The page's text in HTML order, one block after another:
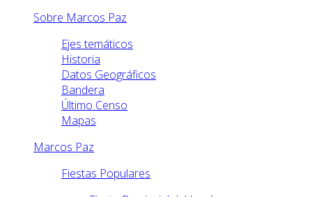
Sobre Marcos Paz
Ejes temáticos
Historia
Datos Geográficos
Bandera
Último Censo
Mapas
Marcos Paz
Fiestas Populares